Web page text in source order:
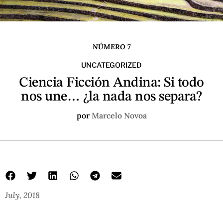
NÚMERO 7
UNCATEGORIZED
Ciencia Ficción Andina: Si todo
nos une… ¿la nada nos separa?
por Marcelo Novoa
July, 2018